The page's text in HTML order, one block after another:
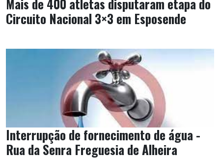
Mais de 400 atletas disputaram etapa do
Circuito Nacional 3×3 em Esposende
Interrupção de fornecimento de água -
Rua da Senra Freguesia de Alheira